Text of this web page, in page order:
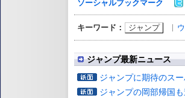
ソーシャルブックマーク
キーワード： ジャンプ
ジャンプ最新ニュース
ジャンプに期待のス
ジャンプの岡部帰国